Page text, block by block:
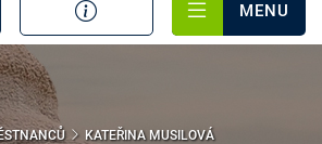
MENU
KATEŘINA MUSILOVÁ